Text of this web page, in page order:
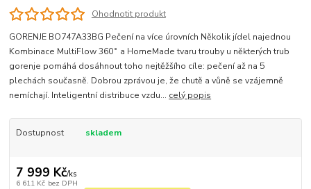
Ohodnotit produkt
GORENJE BO747A33BG Pečení na více úrovních Několik jídel najednou
Kombinace MultiFlow 360˚ a HomeMade tvaru trouby u některých trub
gorenje pomáhá dosáhnout toho nejtěžšího cíle: pečení až na 5
plechách současně. Dobrou zprávou je, že chutě a vůně se vzájemně
nemíchají. Inteligentní distribuce vzdu... celý popis
Dostupnost skladem
7 999 Kč/ks
6 611 Kč bez DPH